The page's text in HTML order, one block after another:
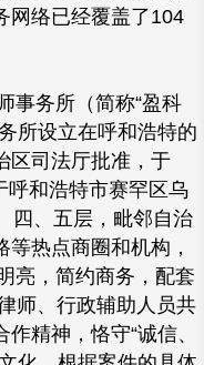
网络已经覆盖了104
务所（简称“盈科
所设立在呼和浩特的
区司法厅批准，于
呼和浩特市赛罕区乌
四、五层，毗邻自治
热点商圈和机构，
亮，简约商务，配套
师、行政辅助人员共
精神，恪守“诚信、